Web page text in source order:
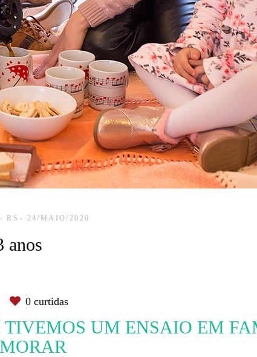
RS 24/MAIO/2020
anos
0 curtidas
TIVEMOS UM ENSAIO EM